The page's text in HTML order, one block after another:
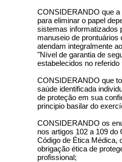
CONSIDERANDO que a
para eliminar o papel
sistemas informatizados
manuseio de prontuários
atendam integralmente
"Nível de garantia de
estabelecidos no referido
CONSIDERANDO que
saúde identificada
de proteção em sua
principio basilar do
CONSIDERANDO os
nos artigos 102 a 109 do
Código de Ética Médica,
obrigação ética de
profissional;